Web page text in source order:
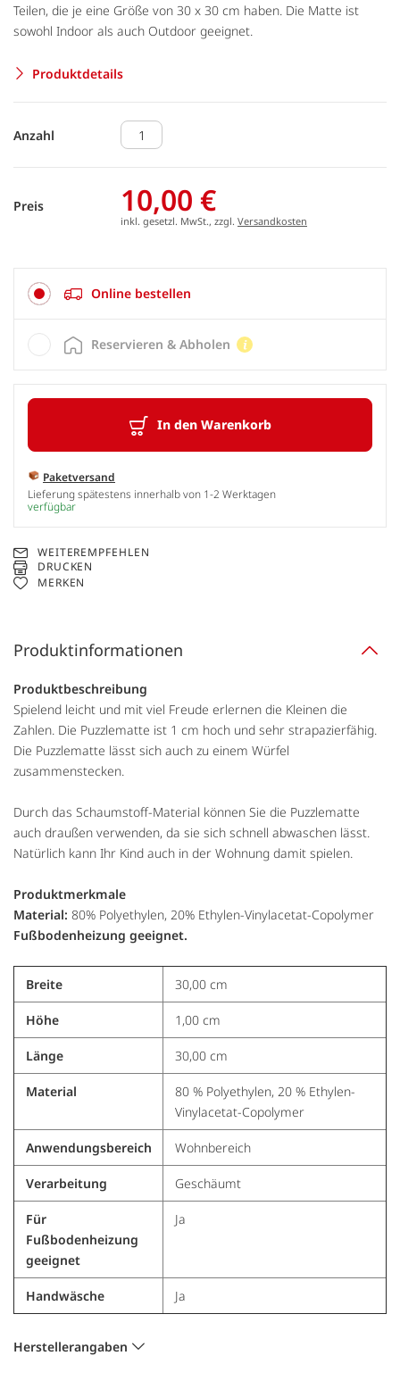
Teilen, die je eine Größe von 30 x 30 cm haben. Die Matte ist
sowohl Indoor als auch Outdoor geeignet.
Produktdetails
Anzahl
Preis 10,00 €
inkl. gesetzl. MwSt., zzgl. Versandkosten
Online bestellen
In den Warenkorb
Paketversand
Lieferung spätestens innerhalb von 1-2 Werktagen
verfügbar
Reservieren & Abholen
WEITEREMPFEHLEN
DRUCKEN
MERKEN
Produktinformationen
Produktbeschreibung
Spielend leicht und mit viel Freude erlernen die Kleinen die
Zahlen. Die Puzzlematte ist 1 cm hoch und sehr strapazierfähig.
Die Puzzlematte lässt sich auch zu einem Würfel
zusammenstecken.
Durch das Schaumstoff-Material können Sie die Puzzlematte
auch draußen verwenden, da sie sich schnell abwaschen lässt.
Natürlich kann Ihr Kind auch in der Wohnung damit spielen.
Produktmerkmale
Material: 80% Polyethylen, 20% Ethylen-Vinylacetat-Copolymer
Fußbodenheizung geeignet.
Breite 30,00 cm
Höhe 1,00 cm
Länge 30,00 cm
Material
80 % Polyethylen, 20 % Ethylen-
Vinylacetat-Copolymer
Anwendungsbereich Wohnbereich
Verarbeitung Geschäumt
Für
Fußbodenheizung
geeignet
Ja
Handwäsche Ja
Herstellerangaben